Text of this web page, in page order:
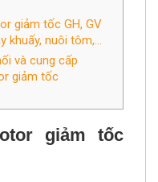
chất lượng
giảm tốc GH, GV
nuôi tôm,...
và cung cấp
giảm tốc